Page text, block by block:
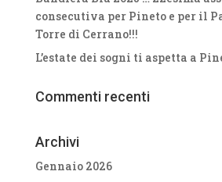
consecutiva per Pineto e per il
Torre di Cerrano!!!
L’estate dei sogni ti aspetta a
Commenti recenti
Archivi
Gennaio 2026